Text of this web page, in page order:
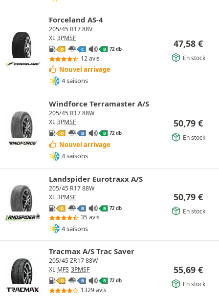
Forceland AS-4
205/45 R17 88V
XL 3PMSF
D C B 72 db
12 avis
Nouvel arrivage
4 saisons
47,58 €
En stock
Windforce Terramaster A/S
205/45 R17 88W
XL 3PMSF
D B B 72 db
Nouvel arrivage
4 saisons
50,79 €
En stock
Landspider Eurotraxx A/S
205/45 R17 88W
XL 3PMSF
D B B 72 db
35 avis
4 saisons
50,79 €
En stock
Tracmax A/S Trac Saver
205/45 ZR17 88W
XL MFS 3PMSF
D B B 72 db
1329 avis
55,69 €
En stock